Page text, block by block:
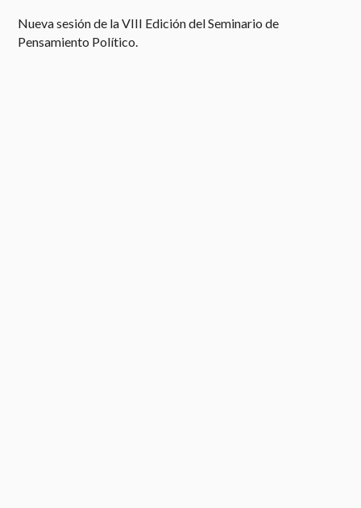
Nueva sesión de la VIII Edición del Seminario de
Pensamiento Político.